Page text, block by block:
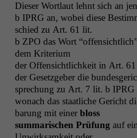
Dieser Wort­laut lehnt sich an
b IPRG an, wobei diese
schied zu Art. 61 lit.
b ZPO das Wort
dem Kriterium
der Offen­sichtlichkeit in Art.
der Geset­zge­ber die
sprechung zu Art. 7 lit. b IPRG
wonach das staatliche Gericht
barung mit ein­er bloss
sum­marischen Prü­fung auf